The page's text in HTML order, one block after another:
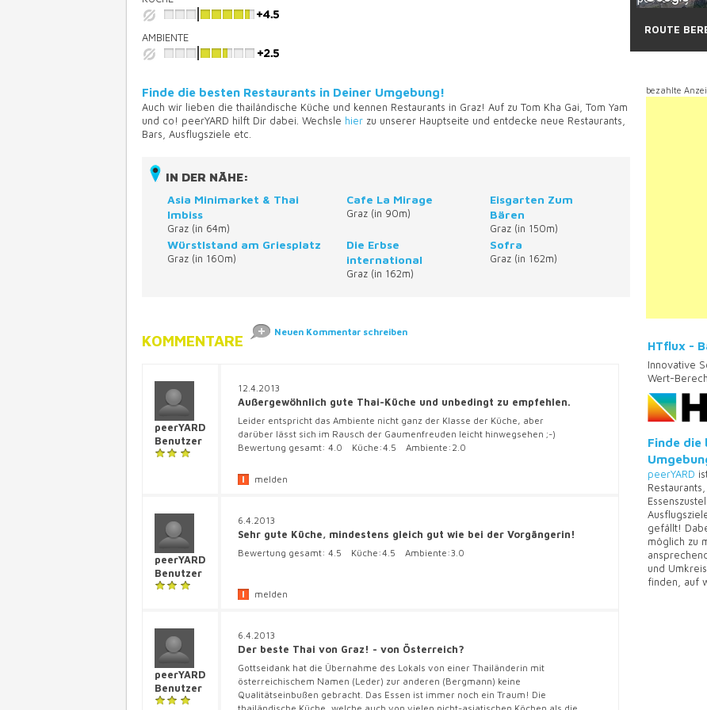
AMBIENTE
Finde die besten Restaurants in Deiner Umgebung!
Auch wir lieben die thailändische Küche und kennen Restaurants in Graz! Auf zu Tom Kha Gai, Tom Yam
und co! peerYARD hilft Dir dabei. Wechsle hier zu unserer Hauptseite und entdecke neue Restaurants,
Bars, Ausflugsziele etc.
IN DER NÄHE:
Asia Minimarket & Thai
Imbiss
Graz (in 64m)
Cafe La Mirage
Graz (in 90m)
Eisgarten Zum
Bären
Graz (in 150m)
Würstlstand am Griesplatz
Graz (in 160m)
Die Erbse
international
Graz (in 162m)
Sofra
Graz (in 162m)
KOMMENTARE Neuen Kommentar schreiben
peerYARD
Benutzer
12.4.2013
Außergewöhnlich gute Thai-Küche und unbedingt zu empfehlen.
Leider entspricht das Ambiente nicht ganz der Klasse der Küche, aber
darüber lässt sich im Rausch der Gaumenfreuden leicht hinwegsehen ;-)
Bewertung gesamt: 4.0 Küche:4.5 Ambiente: 2.0
melden
peerYARD
Benutzer
6.4.2013
Sehr gute Küche, mindestens gleich gut wie bei der Vorgängerin!
Bewertung gesamt: 4.5 Küche:4.5 Ambiente:3.0
melden
peerYARD
Benutzer
6.4.2013
Der beste Thai von Graz! - von Österreich?
Gottseidank hat die Übernahme des Lokals von einer Thailänderin mit
österreichischem Namen (Leder) zur anderen (Bergmann) keine
Qualitätseinbußen gebracht. Das Essen ist immer noch ein Traum! Die
ROUTE
bezahlte
HTflux -
Innovative
Wert-
Finde die
peerYARD
gefällt!
möglich zu
und
finden, auf